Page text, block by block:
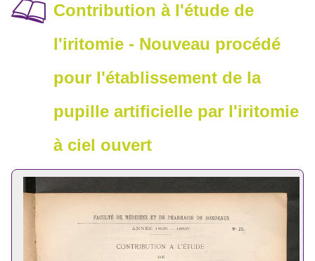
Contribution à l'étude de
l'iritomie - Nouveau procédé
pour l'établissement de la
pupille artificielle par l'iritomie
à ciel ouvert